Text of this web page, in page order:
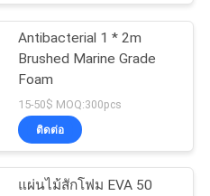
ว่ายน้ำ
Antibacterial 1 * 2m
Brushed Marine Grade
Foam
15-50$ MOQ:300pcs
ติดต่อ
แผ่นไม้สักโฟม EVA 50